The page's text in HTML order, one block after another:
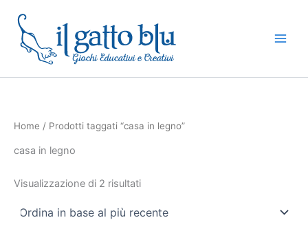
contenuto
Home / Prodotti taggati “casa in legno”
casa in legno
Visualizzazione di 2 risultati
base
al
più
recente